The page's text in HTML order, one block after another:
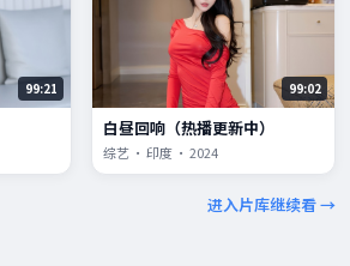
99:21 99:02
白昼回响（热播更新中）
综艺 · 印度 · 2024
进入片库继续看 →